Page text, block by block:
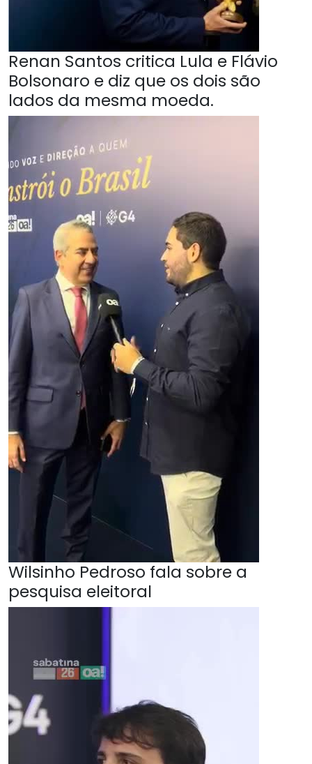
Renan Santos critica Lula e Flávio
Bolsonaro e diz que os dois são
lados da mesma moeda.
Wilsinho Pedroso fala sobre a
pesquisa eleitoral